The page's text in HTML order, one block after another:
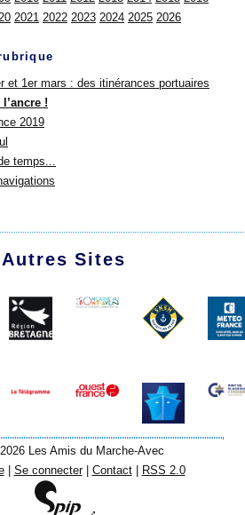
2021 2022 2023 2024 2025 2026
et 1er mars : des itinérances portuaires
!
2019
temps...
Autres Sites
Les Amis du Marche-Avec
| Se connecter| Contact| RSS 2.0